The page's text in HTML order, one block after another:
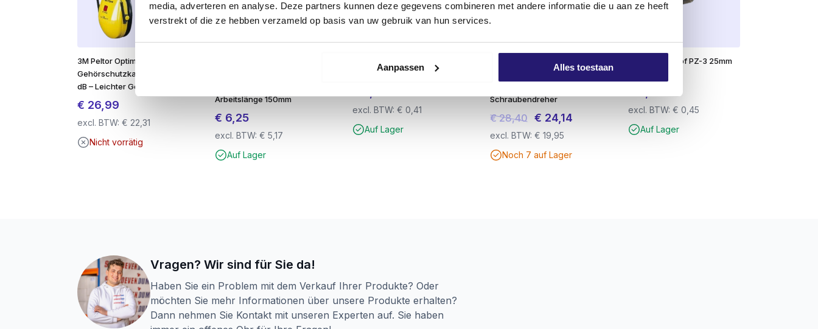
media, adverteren en analyse. Deze partners kunnen deze gegevens combineren met andere informatie die u aan ze heeft
verstrekt of die ze hebben verzameld op basis van uw gebruik van hun services.
Aanpassen Alles toestaan
3M Peltor Optime I H510A
Gehörschutzkapsel – SNR 27
dB – Leichter Gehörschutz
€ 26,99
excl. BTW: € 22,31
Nicht vorrätig
Arbeitslänge 150mm
€ 6,25
excl. BTW:€ 5,17
Auf Lager
schwere Qualität
excl. BTW:€ 0,41
Auf Lager
Spanplattenschrauben
Schraubendreher
€28,40 Ursprünglicher
Preis
war:
€ 24,14
excl. BTW:€ 19,95
Noch 7 auf Lager
Schraubenkopf PZ-3 25mm
excl. BTW: € 0,45
Auf Lager
Vragen? Wir sind für Sie da!
Haben Sie ein Problem mit dem Verkauf Ihrer Produkte? Oder
möchten Sie mehr Informationen über unsere Produkte erhalten?
Dann nehmen Sie Kontakt mit unseren Experten auf. Sie haben